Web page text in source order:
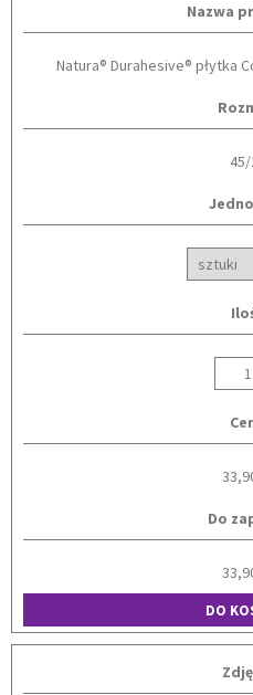
Nazwa
Natura® Durahesive® płytka
Do
DO